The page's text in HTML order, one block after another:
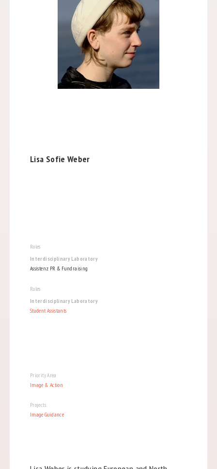
Lisa Sofie Weber
Roles
Interdisciplinary Laboratory
Assistenz PR & Fundraising
Roles
Interdisciplinary Laboratory
Student Assistants
Priority Area
Image & Action
Projects:
Image Guidance